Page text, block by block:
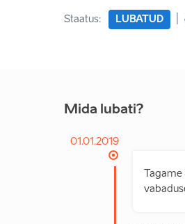
Staatus: LUBATUD
Mida lubati?
01.01.2019